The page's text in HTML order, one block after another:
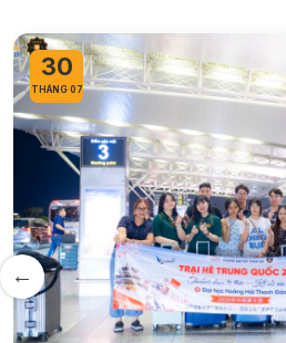
30
THÁNG 07